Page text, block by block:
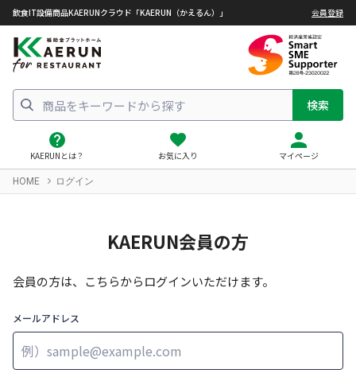
飲食IT設備商品KAERUNクラウド「KAERUN（かえるん）」 会員登録
検索
KAERUNとは？ お気に入り マイページ
HOME ログイン
KAERUN会員の方
会員の方は、こちらからログインいただけます。
メールアドレス